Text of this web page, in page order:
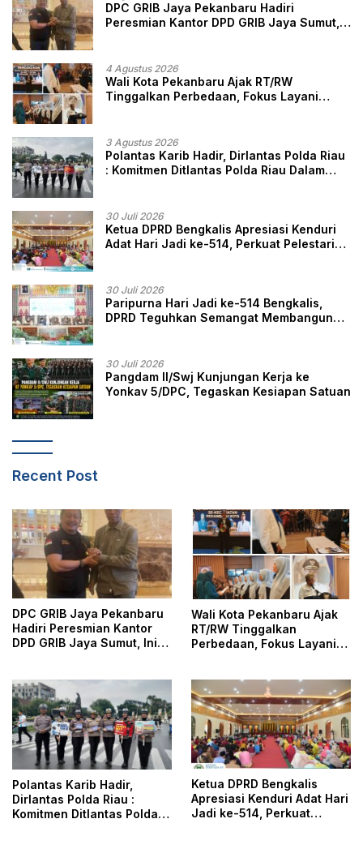
DPC GRIB Jaya Pekanbaru Hadiri
Peresmian Kantor DPD GRIB Jaya Sumut,
4 Agustus 2026
Wali Kota Pekanbaru Ajak RT/RW
Tinggalkan Perbedaan, Fokus Layani
3 Agustus 2026
Polantas Karib Hadir, Dirlantas Polda Riau
: Komitmen Ditlantas Polda Riau Dalam
30 Juli 2026
Ketua DPRD Bengkalis Apresiasi Kenduri
Adat Hari Jadi ke-514, Perkuat Pelestarian
30 Juli 2026
Paripurna Hari Jadi ke-514 Bengkalis,
DPRD Teguhkan Semangat Membangun
30 Juli 2026
Pangdam II/Swj Kunjungan Kerja ke
Yonkav 5/DPC, Tegaskan Kesiapan Satuan
Recent Post
DPC GRIB Jaya Pekanbaru
Hadiri Peresmian Kantor
DPD GRIB Jaya Sumut, Ini
Wali Kota Pekanbaru Ajak
RT/RW Tinggalkan
Perbedaan, Fokus Layani
Polantas Karib Hadir,
Dirlantas Polda Riau :
Komitmen Ditlantas Polda
Ketua DPRD Bengkalis
Apresiasi Kenduri Adat Hari
Jadi ke-514, Perkuat